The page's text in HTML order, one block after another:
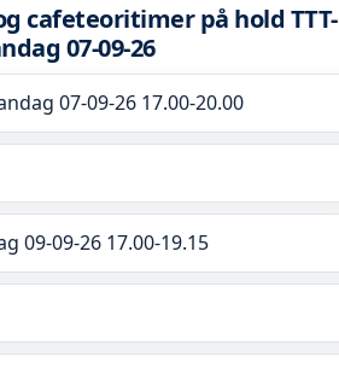
cafeteoritimer på hold TTT-
07-09-26
07-09-26 17.00-20.00
09-09-26 17.00-19.15